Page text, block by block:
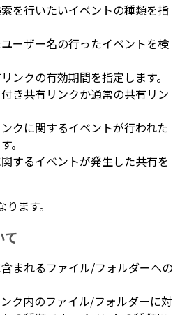
を行いたいイベントの種類を指
ーザー名の行ったイベントを検
ンクの有効期間を指定します。
き共有リンクか通常の共有リン
クに関するイベントが行われた
。
するイベントが発生した共有を
ます。
て
まれるファイル/フォルダーへの
ク内のファイル/フォルダーに対